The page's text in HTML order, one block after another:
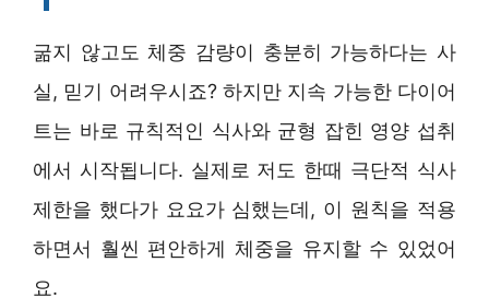
굶지 않고도 체중 감량이 충분히 가능하다는 사
실, 믿기 어려우시죠? 하지만 지속 가능한 다이어
트는 바로 규칙적인 식사와 균형 잡힌 영양 섭취
에서 시작됩니다. 실제로 저도 한때 극단적 식사
제한을 했다가 요요가 심했는데, 이 원칙을 적용
하면서 훨씬 편안하게 체중을 유지할 수 있었어
요.